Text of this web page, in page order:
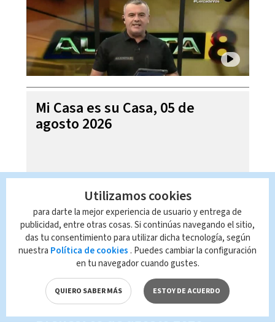
Mi Casa es su Casa, 05 de
agosto 2026
Telediario En Directo con Paula
Utilizamos cookies
para darte la mejor experiencia de usuario y entrega de
publicidad, entre otras cosas. Si continúas navegando el sitio,
das tu consentimiento para utilizar dicha tecnología, según
nuestra Política de cookies . Puedes cambiar la configuración
en tu navegador cuando gustes.
QUIERO SABER MÁS ESTOY DE ACUERDO